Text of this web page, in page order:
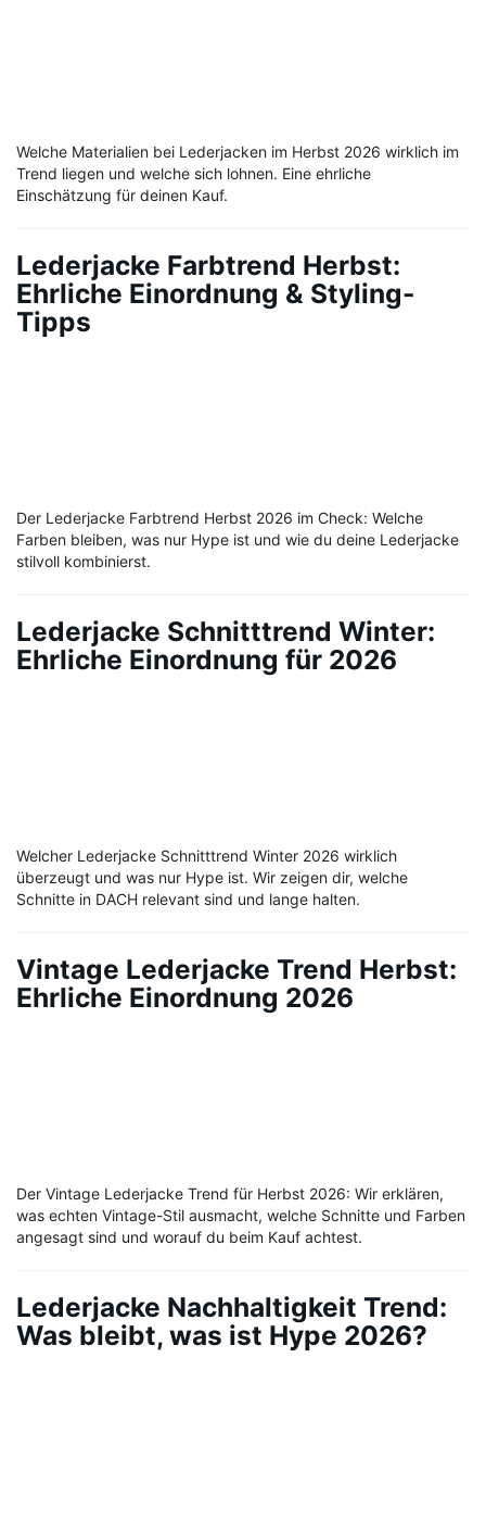
Welche Materialien bei Lederjacken im Herbst 2026 wirklich im
Trend liegen und welche sich lohnen. Eine ehrliche
Einschätzung für deinen Kauf.
Lederjacke Farbtrend Herbst:
Ehrliche Einordnung & Styling-
Tipps
Der Lederjacke Farbtrend Herbst 2026 im Check: Welche
Farben bleiben, was nur Hype ist und wie du deine Lederjacke
stilvoll kombinierst.
Lederjacke Schnitttrend Winter:
Ehrliche Einordnung für 2026
Welcher Lederjacke Schnitttrend Winter 2026 wirklich
überzeugt und was nur Hype ist. Wir zeigen dir, welche
Schnitte in DACH relevant sind und lange halten.
Vintage Lederjacke Trend Herbst:
Ehrliche Einordnung 2026
Der Vintage Lederjacke Trend für Herbst 2026: Wir erklären,
was echten Vintage-Stil ausmacht, welche Schnitte und Farben
angesagt sind und worauf du beim Kauf achtest.
Lederjacke Nachhaltigkeit Trend:
Was bleibt, was ist Hype 2026?